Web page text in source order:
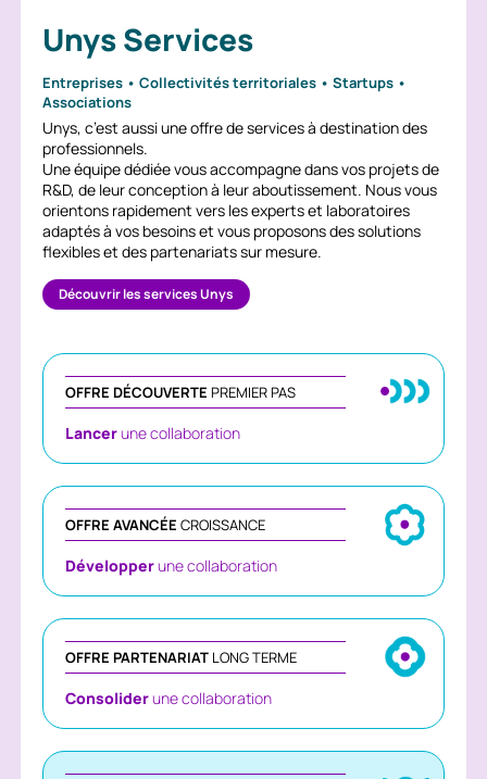
Unys Services
Entreprises • Collectivités territoriales • Startups •
Associations
Unys, c’est aussi une offre de services à destination des
professionnels.
Une équipe dédiée vous accompagne dans vos projets de
R&D, de leur conception à leur aboutissement. Nous vous
orientons rapidement vers les experts et laboratoires
adaptés à vos besoins et vous proposons des solutions
flexibles et des partenariats sur mesure.
Découvrir les services Unys
OFFRE DÉCOUVERTE PREMIER PAS
Lancerune collaboration
OFFRE AVANCÉE CROISSANCE
Développerune collaboration
OFFRE PARTENARIAT LONG TERME
Consoliderune collaboration